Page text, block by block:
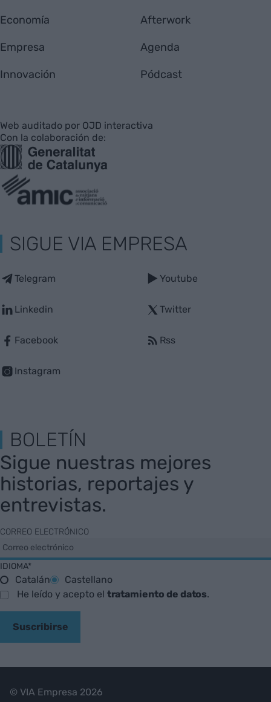
Economía
Empresa
Innovación
Afterwork
Agenda
Pódcast
Web auditado por OJD interactiva
Con la colaboración de:
SIGUE VIA EMPRESA
Telegram
Linkedin
Facebook
Instagram
Youtube
Twitter
Rss
BOLETÍN
Sigue nuestras mejores
historias, reportajes y
entrevistas.
CORREO ELECTRÓNICO
IDIOMA*
Catalán
Castellano
He leído y acepto el tratamiento de datos.
Suscribirse
© VIA Empresa 2026